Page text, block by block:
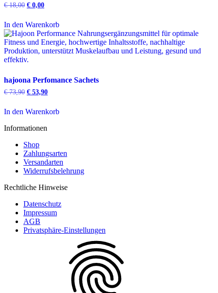
€18,00 Ursprünglicher
€ 18,00
€ 0,00Aktueller
€ 0,00.
In den Warenkorb
hajoona Perfomance Sachets
€73,90 Ursprünglicher
€ 73,90
€ 53,90Aktueller
€ 53,90.
In den Warenkorb
Informationen
Shop
Zahlungsarten
Versandarten
Widerrufsbelehrung
Rechtliche Hinweise
Datenschutz
Impressum
AGB
Privatsphäre-Einstellungen